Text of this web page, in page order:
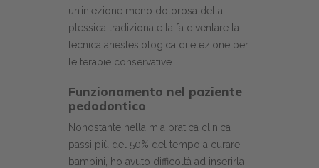
un’iniezione meno dolorosa della
plessica tradizionale la fa diventare la
tecnica anestesiologica di elezione per
le terapie conservative.
Funzionamento nel paziente
pedodontico
Nonostante nella mia pratica clinica
passi più del 50% del tempo a curare
bambini, ho avuto difficoltà ad inserirla